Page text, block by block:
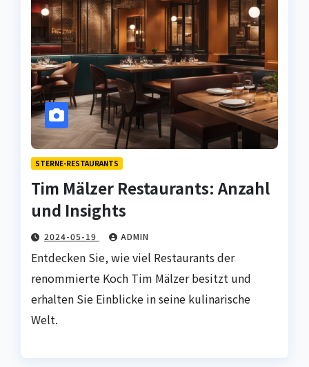
STERNE-RESTAURANTS
Tim Mälzer Restaurants: Anzahl
und Insights
2024-05-19 ADMIN
Entdecken Sie, wie viel Restaurants der
renommierte Koch Tim Mälzer besitzt und
erhalten Sie Einblicke in seine kulinarische
Welt.